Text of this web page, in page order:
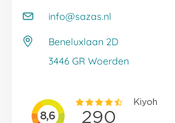
Werken bij Sazas
Kennisbank
Veelgestelde vragen
info@sazas.nl
Beneluxlaan 2D
3446 GR Woerden